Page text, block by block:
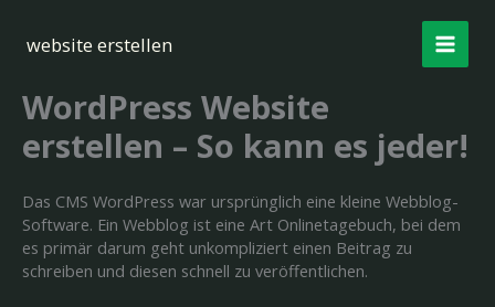
springen
website erstellen
WordPress Website
erstellen – So kann es jeder!
Das CMS WordPress war ursprünglich eine kleine Webblog-
Software. Ein Webblog ist eine Art Onlinetagebuch, bei dem
es primär darum geht unkompliziert einen Beitrag zu
schreiben und diesen schnell zu veröffentlichen.